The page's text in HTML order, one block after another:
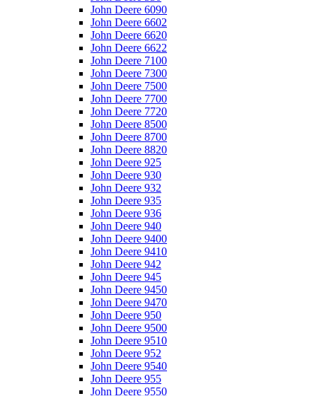
John Deere 6090
John Deere 6602
John Deere 6620
John Deere 6622
John Deere 7100
John Deere 7300
John Deere 7500
John Deere 7700
John Deere 7720
John Deere 8500
John Deere 8700
John Deere 8820
John Deere 925
John Deere 930
John Deere 932
John Deere 935
John Deere 936
John Deere 940
John Deere 9400
John Deere 9410
John Deere 942
John Deere 945
John Deere 9450
John Deere 9470
John Deere 950
John Deere 9500
John Deere 9510
John Deere 952
John Deere 9540
John Deere 955
John Deere 9550